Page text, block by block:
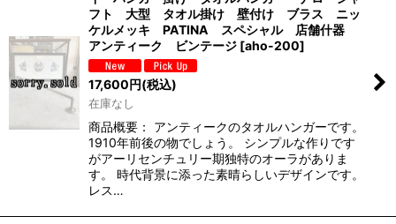
フト 大型 タオル掛け 壁付け ブラス ニッ
ケルメッキ PATINA スペシャル 店舗什器
アンティーク ビンテージ [aho-200]
17,600円(税込)
在庫なし
商品概要： アンティークのタオルハンガーです。
1910年前後の物でしょう。 シンプルな作りです
がアーリセンチュリー期独特のオーラがありま
す。 時代背景に添った素晴らしいデザインです。
レス…